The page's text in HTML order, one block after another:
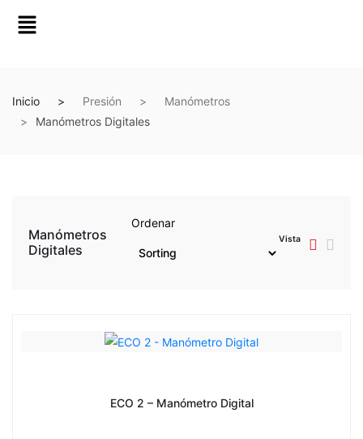
Inicio Presión
Manómetros
Manómetros Digitales
Manómetros
Digitales
Ordenar
Vista
ECO 2 – Manómetro Digital